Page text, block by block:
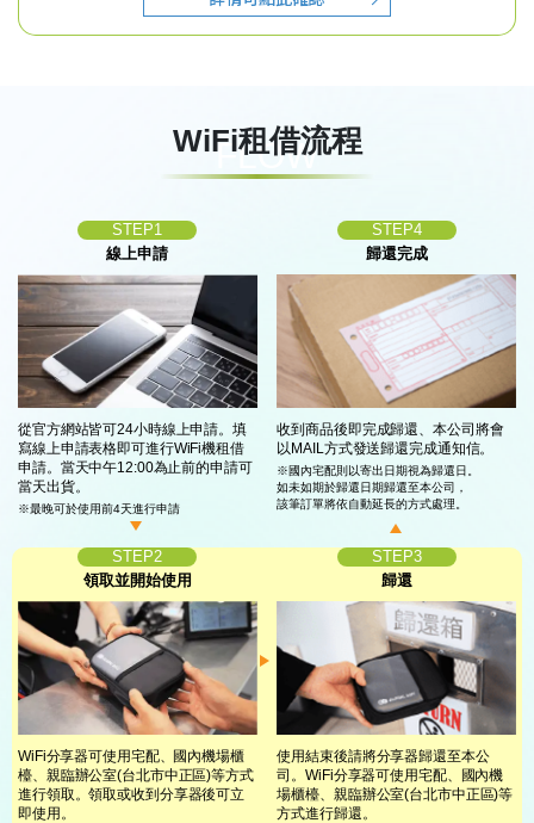
FLOW
WiFi租借流程
STEP1
線上申請
從官方網站皆可24小時線上申請。填
寫線上申請表格即可進行WiFi機租借
申請。 當天中午12:00為止前的申請可
當天出貨。
※最晚可於使用前4天進行申請
STEP2
領取並開始使用
WiFi分享器可使用宅配、國內機場櫃
檯、 親臨辦公室(台北市中正區)等方式
進行領取。領取或收到分享器後可立
即使用。
STEP3
歸還
使用結束後請將分享器歸還至本公
司。WiFi分享器可使用宅配、國內機
場櫃檯、 親臨辦公室(台北市中正區)等
方式進行歸還。
STEP4
歸還完成
收到商品後即完成歸還、本公司將會
以 MAIL方式發送歸還完成通知信。
※國內宅配則以寄出日期視為歸還日。
如未如期於歸還日期歸還至本公司，
該筆訂單將依自動延長的方式處理。